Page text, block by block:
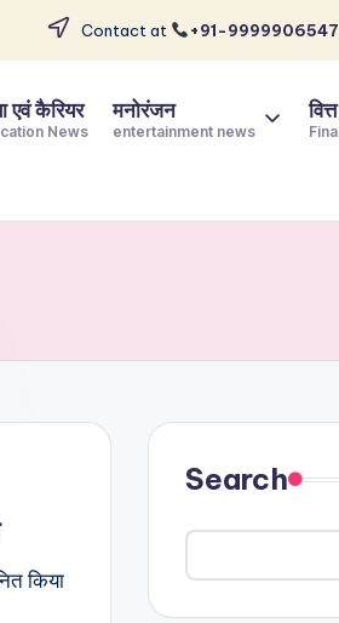
Contact at +91-9999906547
एवं कैरियर
News
मनोरंजन
entertainment news
वित्त
किया
Search